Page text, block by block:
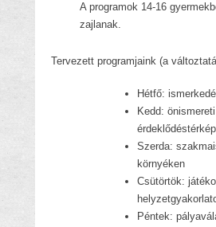
A programok 14-16
zajlanak.
Tervezett programjaink (a
Hétfő:
Kedd:
Szerda:
környéken
Csütörtök:
Péntek: